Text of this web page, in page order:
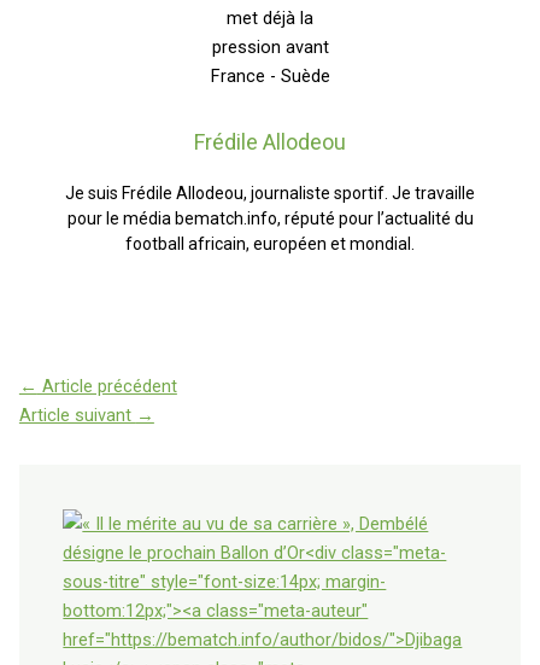
Frédile Allodeou
Je suis Frédile Allodeou, journaliste sportif. Je travaille
pour le média bematch.info, réputé pour l’actualité du
football africain, européen et mondial.
← Article précédent
Article suivant →